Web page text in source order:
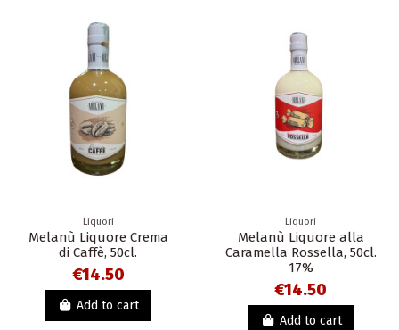
Liquori
Melanù Liquore Crema
di Caffè, 50cl.
€14.50
Add to cart
Liquori
Melanù Liquore alla
Caramella Rossella, 50cl.
17%
€14.50
Add to cart